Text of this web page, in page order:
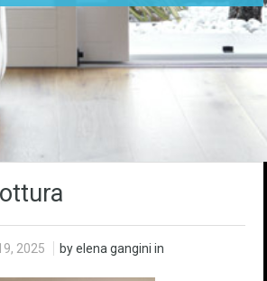
2025 by elena gangini in